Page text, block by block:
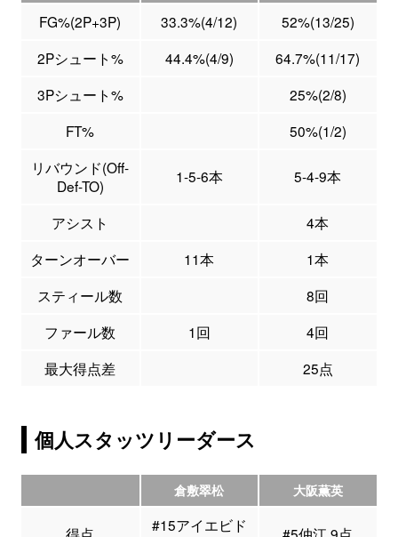
FG%(2P+3P) 33.3%(4/12)
52%(13/25)
2Pシュート%
44.4%(4/9)
64.7%(11/17)
3Pシュート%
25%(2/8)
FT%
50%(1/2)
リバウンド(Off-
Def-TO)
1-5-6本 5-4-9本
アシスト
4本
ターンオーバー
11本
1本
スティール数
8回
ファール数
1回
4回
最大得点差
25点
個人スタッツリーダース
倉敷翠松 大阪薫英
#15アイエビド